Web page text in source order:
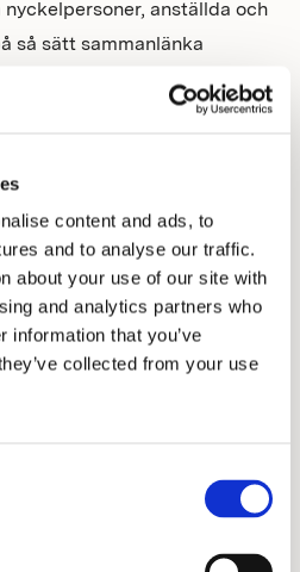
content and ads, to
and to analyse our traffic.
about your use of our site with
and analytics partners who
information that you’ve
collected from your use
anställda och
så sätt sammanlänka
aktieägarnas. LTI 2022
för att Vimian ska
viktigt för att Vimian ska nå
aktieägarna.
fördelning av
beslutar om
av högst 5 800 000
berättigar till teckning av
emitteras
AB (publ) och sista dag